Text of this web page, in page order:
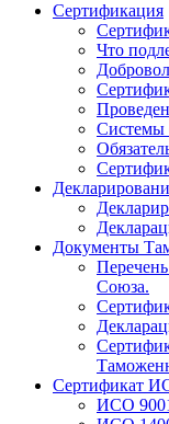
Сертификация
Что
Системы
Документы
Союза.
Сертификат
ИСО